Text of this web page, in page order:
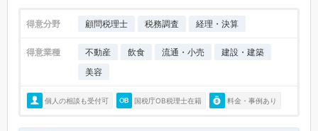
得意分野 顧問税理士 税務調査 経理・決算
得意業種 不動産 飲食 流通・小売
建設・建築
美容
個人の相談も受付可 国税庁OB税理士在籍 料金・事例あり